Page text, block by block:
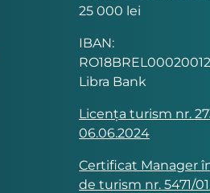
25 000 lei
IBAN:
Libra Bank
Licența turism nr.
06.06.2024
Certificat Manager
de turism nr. 5471/